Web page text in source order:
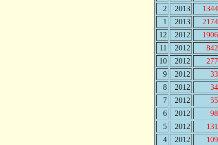
2
2013
1344
1
2013
2174
12
2012
1906
11
2012
842
10
2012
277
9
2012
33
8
2012
34
7
2012
55
6
2012
98
5
2012
131
4
2012
109